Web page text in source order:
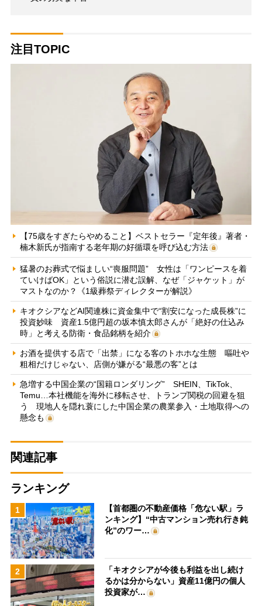
注目TOPIC
【75歳をすぎたらやめること】ベストセラー『定年後』著者・
楠木新氏が指南する老年期の好循環を呼び込む方法
猛暑のお葬式で悩ましい“喪服問題” 女性は「ワンピースを着
ていけばOK」という俗説に潜む誤解、なぜ「ジャケット」が
マストなのか？《1級葬祭ディレクターが解説》
キオクシアなどAI関連株に資金集中で“割安になった成長株”に
投資妙味 資産1.5億円超の坂本慎太郎さんが「絶好の仕込み
時」と考える防衛・食品銘柄を紹介
お酒を提供する店で「出禁」になる客のトホホな生態 嘔吐や
粗相だけじゃない、店側が嫌がる“最悪の客”とは
急増する中国企業の“国籍ロンダリング” SHEIN、TikTok、
Temu…本社機能を海外に移転させ、トランプ関税の回避を狙
う 現地人を隠れ蓑にした中国企業の農業参入・土地取得への
懸念も
関連記事
ランキング
1
【首都圏の不動産価格「危ない駅」ラ
ンキング】“中古マンション売れ行き鈍
化”のワー…
2
「キオクシアが今後も利益を出し続け
るかは分からない」資産11億円の個人
投資家が…